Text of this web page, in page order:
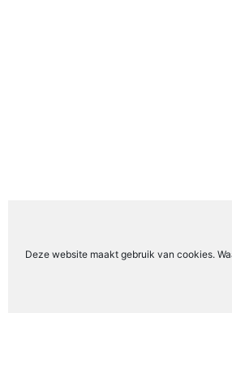
Deze website maakt gebruik van cookies.